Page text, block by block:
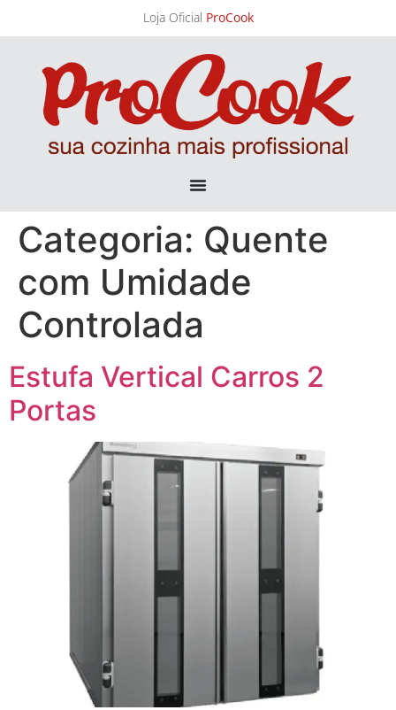
Loja Oficial ProCook
Categoria: Quente
com Umidade
Controlada
Estufa Vertical Carros 2
Portas